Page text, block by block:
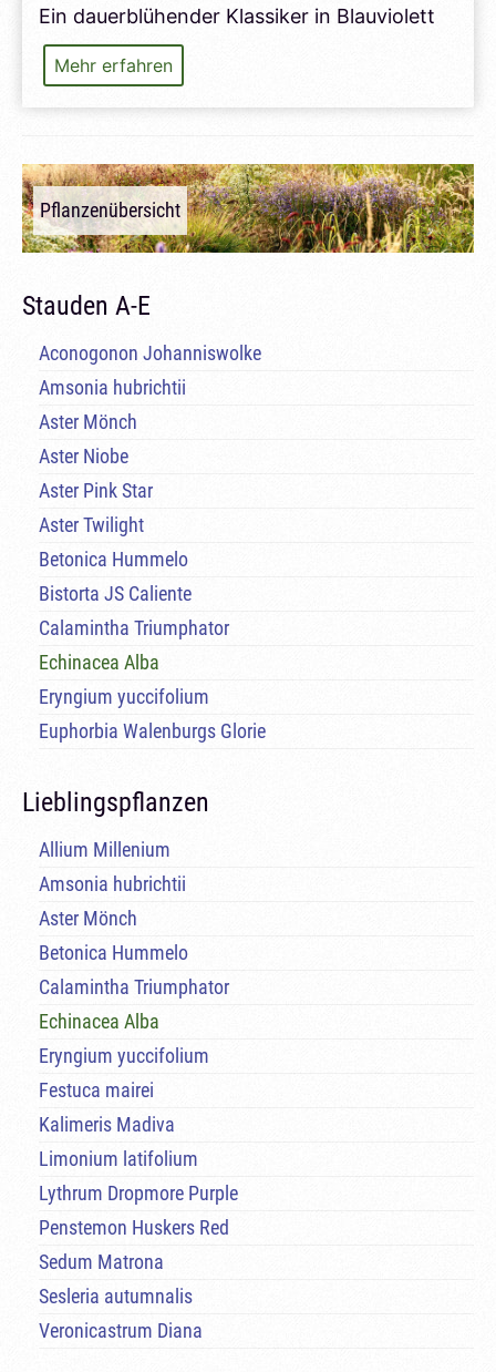
Ein dauerblühender Klassiker in Blauviolett
Mehr erfahrenAster
Mönch
Pflanzenübersicht
Stauden A-E
Aconogonon Johanniswolke
Amsonia hubrichtii
Aster Mönch
Aster Niobe
Aster Pink Star
Aster Twilight
Betonica Hummelo
Bistorta JS Caliente
Calamintha Triumphator
Echinacea Alba
Eryngium yuccifolium
Euphorbia Walenburgs Glorie
Lieblingspflanzen
Allium Millenium
Amsonia hubrichtii
Aster Mönch
Betonica Hummelo
Calamintha Triumphator
Echinacea Alba
Eryngium yuccifolium
Festuca mairei
Kalimeris Madiva
Limonium latifolium
Lythrum Dropmore Purple
Penstemon Huskers Red
Sedum Matrona
Sesleria autumnalis
Veronicastrum Diana